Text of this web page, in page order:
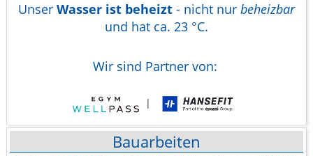
Unser Wasser ist beheizt - nicht nur beheizbar
und hat ca. 23 °C.
Wir sind Partner von:
|
Bauarbeiten